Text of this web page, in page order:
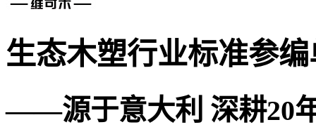
生态木塑行业标准参
——源于意大利 深耕